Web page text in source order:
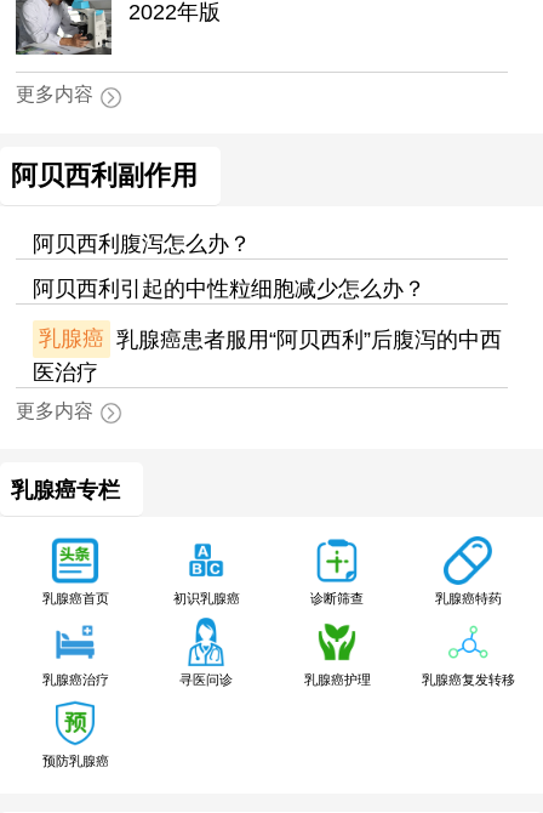
2022年版
更多内容
阿贝西利副作用
阿贝西利腹泻怎么办？
阿贝西利引起的中性粒细胞减少怎么办？
乳腺癌 乳腺癌患者服用“阿贝西利”后腹泻的中西
医治疗
更多内容
乳腺癌专栏
乳腺癌首页 初识乳腺癌 诊断筛查 乳腺癌特药
乳腺癌治疗 寻医问诊 乳腺癌护理 乳腺癌复发转移
预防乳腺癌